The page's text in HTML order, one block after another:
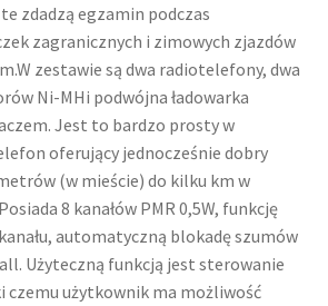
zdadzą egzamin podczas
zagranicznych i zimowych zjazdów
zestawie są dwa radiotelefony, dwa
Ni-MHi podwójna ładowarka
Jest to bardzo prosty w
oferujący jednocześnie dobry
(w mieście) do kilku km w
8 kanałów PMR 0,5W, funkcję
automatyczną blokadę szumów
Użyteczną funkcją jest sterowanie
czemu użytkownik ma możliwość